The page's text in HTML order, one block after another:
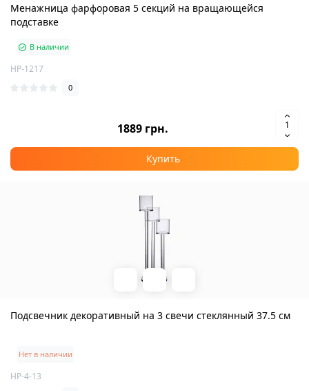
Менажница фарфоровая 5 секций на вращающейся
подставке
В наличии
HP-1217
0
1889 грн.
Купить
Подсвечник декоративный на 3 свечи стеклянный 37.5 см
Нет в наличии
HP-4-13